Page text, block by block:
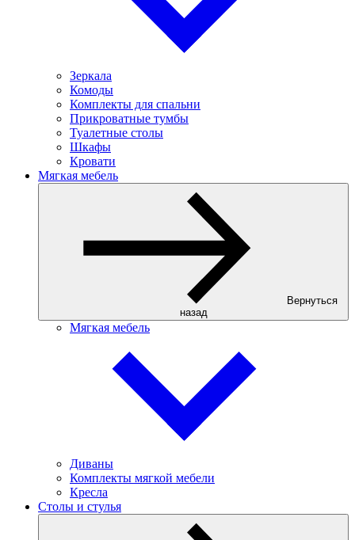
Зеркала
Комоды
Комплекты для спальни
Прикроватные тумбы
Туалетные столы
Шкафы
Кровати
Мягкая мебель
Вернуться
назад
Мягкая мебель
Диваны
Комплекты мягкой мебели
Кресла
Столы и стулья